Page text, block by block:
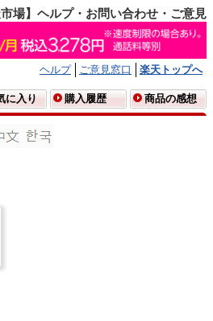
市場】ヘルプ・お問い合わせ・ご意見
ヘルプ ご意見窓口
楽天トップへ
に入り 購入履歴 商品の感想